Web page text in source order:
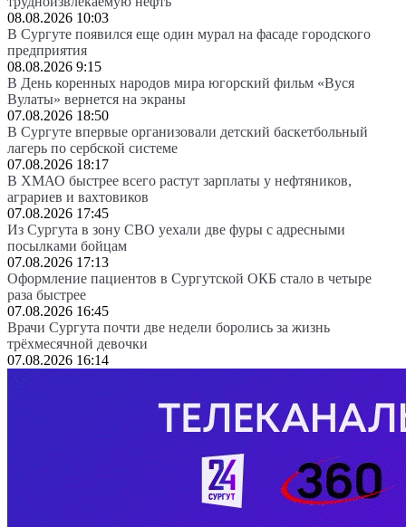
08.08.2026 10:03
В Сургуте появился еще один мурал на фасаде городского
предприятия
08.08.2026 9:15
В День коренных народов мира югорский фильм «Вуся
Вулаты» вернется на экраны
07.08.2026 18:50
В Сургуте впервые организовали детский баскетбольный
лагерь по сербской системе
07.08.2026 18:17
В ХМАО быстрее всего растут зарплаты у нефтяников,
аграриев и вахтовиков
07.08.2026 17:45
Из Сургута в зону СВО уехали две фуры с адресными
посылками бойцам
07.08.2026 17:13
Оформление пациентов в Сургутской ОКБ стало в четыре
раза быстрее
07.08.2026 16:45
Врачи Сургута почти две недели боролись за жизнь
трёхмесячной девочки
07.08.2026 16:14